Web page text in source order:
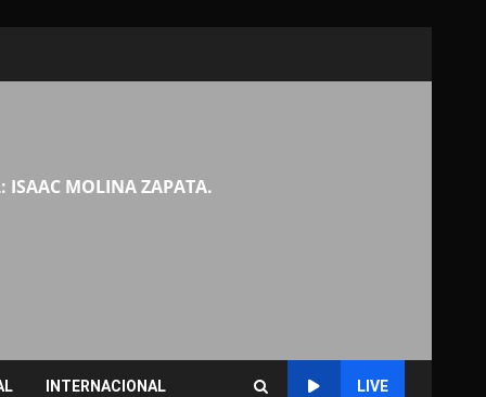
ISAAC MOLINA ZAPATA.
INTERNACIONAL LIVE